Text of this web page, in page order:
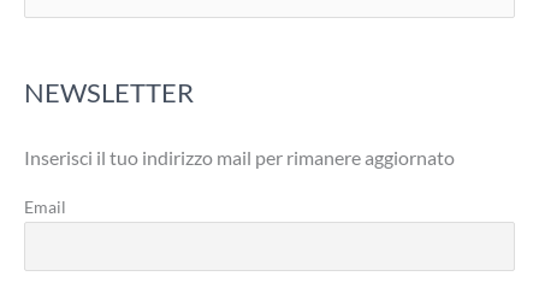
e
c
:
NEWSLETTER
Inserisci il tuo indirizzo mail per rimanere aggiornato
Email